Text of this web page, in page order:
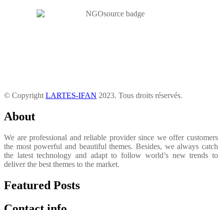
© Copyright LARTES-IFAN 2023. Tous droits réservés.
About
We are professional and reliable provider since we offer customers
the most powerful and beautiful themes. Besides, we always catch
the latest technology and adapt to follow world’s new trends to
deliver the best themes to the market.
Featured Posts